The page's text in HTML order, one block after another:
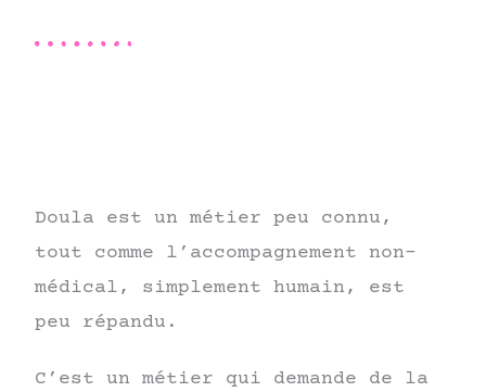
Doula est un métier peu connu,
tout comme l’accompagnement non-
médical, simplement humain, est
peu répandu.
C’est un métier qui demande de la